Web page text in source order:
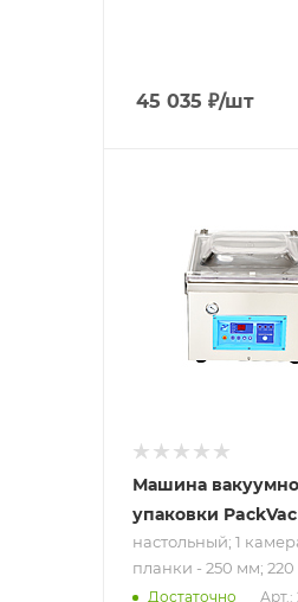
45 035 ₽/шт
камера; длина
планки - 250 мм;
Машина
упаковки
настольный; 1
планки - 250 мм; 220
Достаточно Арт.: